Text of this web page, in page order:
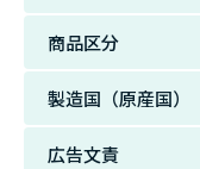
商品区分
製造国（原産国）
広告文責